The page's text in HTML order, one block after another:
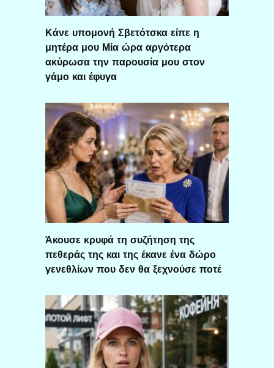
Κάνε υπομονή Σβετότσκα είπε η
μητέρα μου Μία ώρα αργότερα
ακύρωσα την παρουσία μου στον
γάμο και έφυγα
Άκουσε κρυφά τη συζήτηση της
πεθεράς της και της έκανε ένα δώρο
γενεθλίων που δεν θα ξεχνούσε ποτέ